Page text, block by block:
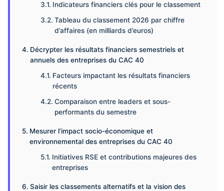
Indicateurs financiers clés pour le classement
Tableau du classement 2026 par chiffre
d’affaires (en milliards d’euros)
Décrypter les résultats financiers semestriels et
annuels des entreprises du CAC 40
Facteurs impactant les résultats financiers
récents
Comparaison entre leaders et sous-
performants du semestre
Mesurer l’impact socio-économique et
environnemental des entreprises du CAC 40
Initiatives RSE et contributions majeures des
entreprises
Saisir les classements alternatifs et la vision des